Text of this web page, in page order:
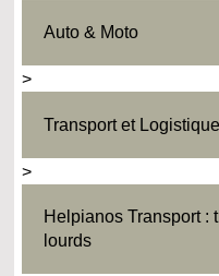
Auto & Moto
>
Transport et Logistique
>
Helpianos Transport :
lourds